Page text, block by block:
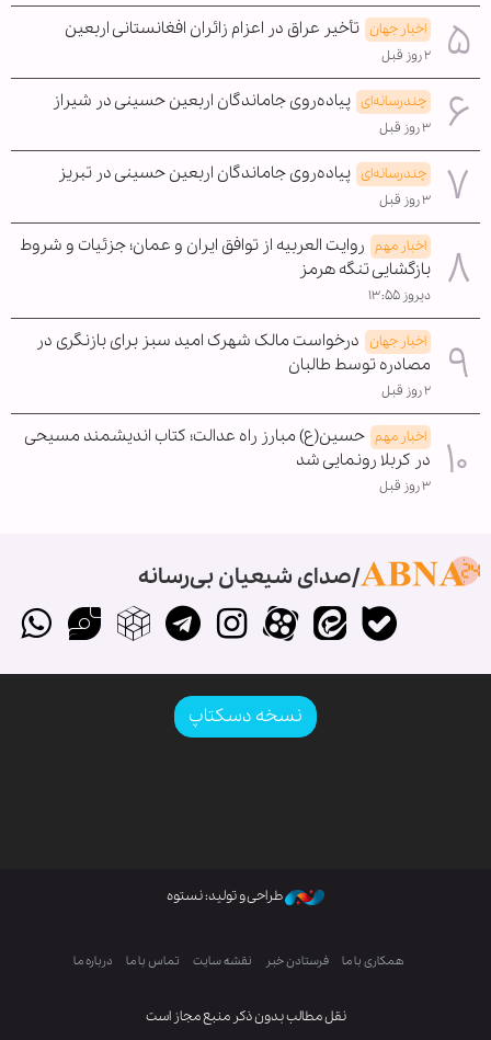
اخبار جهان تأخیر عراق در اعزام زائران افغانستانی اربعین
۲ روز قبل
چندرسانه‌ای پیاده‌روی جاماندگان اربعین حسینی در شیراز
۳ روز قبل
چندرسانه‌ای پیاده‌روی جاماندگان اربعین حسینی در تبریز
۳ روز قبل
اخبار مهم روایت العربیه از توافق ایران و عمان؛ جزئیات و شروط
بازگشایی تنگه هرمز
دیروز ۱۳:۵۵
اخبار جهان درخواست مالک شهرک امید سبز برای بازنگری در
مصادره توسط طالبان
۲ روز قبل
اخبار مهم حسین(ع) مبارز راه عدالت؛ کتاب اندیشمند مسیحی
در کربلا رونمایی شد
۳ روز قبل
صدای شیعیان بی‌رسانه
نسخه دسکتاپ
نقل مطالب بدون ذکر منبع مجاز است
طراحی و تولید: نستوه
همکاری با ما فرستادن خبر نقشه سایت تماس با ما درباره ما